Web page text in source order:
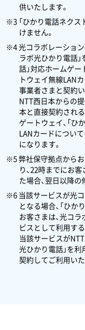
供いたします。
※3 「ひかり電話ネクス
けません。
※4 光コラボレーション
ラボ光ひかり電話
話」対応ホームゲー
トウェイ無線LAN
事業者さまと契約
NTT西日本からの提
本と直接契約される
ゲートウェイ、「ひ
LANカードについ
になります。
※5 弊社保守拠点から
り、22時までにお
た場合、翌日以降
※6 当該サービスが光
となる場合、「ひ
お客さまは、光コ
ビスとして利用す
当該サービスが
光ひかり電話」を
契約してご利用い